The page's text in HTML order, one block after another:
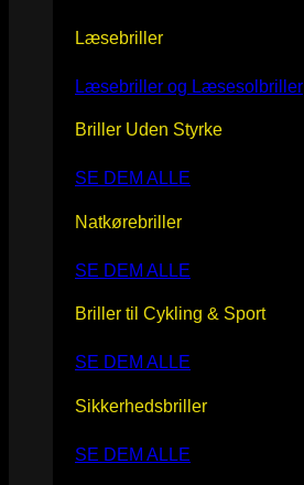
Læsebriller
Læsebriller og Læsesolbriller
Briller Uden Styrke
SE DEM ALLE
Natkørebriller
SE DEM ALLE
Briller til Cykling & Sport
SE DEM ALLE
Sikkerhedsbriller
SE DEM ALLE